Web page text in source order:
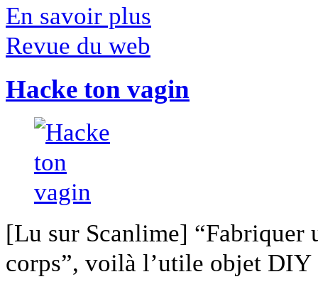
En savoir plus
Revue du web
Hacke ton vagin
[Lu sur Scanlime] “Fabriquer
corps”, voilà l’utile objet